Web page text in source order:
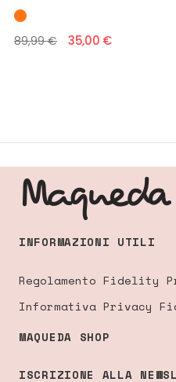
89,99 € 35,00 €
INFORMAZIONI UTILI
Regolamento Fidelity
Informativa Privacy
MAQUEDA SHOP
ISCRIZIONE ALLA